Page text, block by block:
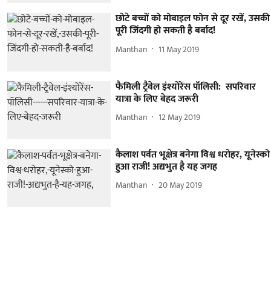
छोटे बच्चों को मोबाइल फोन से दूर रखें, उसकी
पूरी जिंदगी हो सकती है बर्बाद!
Manthan 11 May 2019
फैमिली ट्रैवेल इंश्योरेंस पॉलिसी: सपरिवार
यात्रा के लिए बेहद जरूरी
Manthan 12 May 2019
कैलाश पर्वत भूक्षेत्र बनेगा विश्व धरोहर, यूनेस्को
हुआ राजी! अद्यभुत है यह जगह
Manthan 20 May 2019